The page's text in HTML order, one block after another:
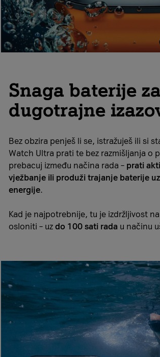
Snaga baterije za
dugotrajne
Bez obzira penješ li se, istražuješ ili si
Watch Ultra prati te bez razmišljanja o
prebacuj između načina rada – prati
vježbanje ili produži trajanje baterije
energije.
Kad je najpotrebnije, tu je izdržljivost
osloniti – uz do 100 sati rada u načinu